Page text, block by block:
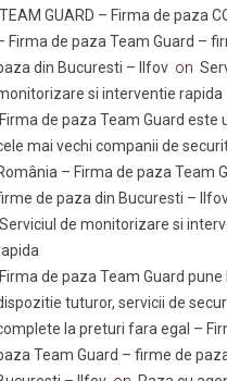
TEAM GUARD – Firma de paza
Firma de paza Team Guard –
din Bucuresti – Ilfov on
si interventie rapida
Firma de paza Team Guard este
mai vechi companii de
– Firma de paza Team
de paza din Bucuresti –
Serviciul de monitorizare si
Firma de paza Team Guard pune
tuturor, servicii de
la preturi fara egal –
Team Guard – firme de